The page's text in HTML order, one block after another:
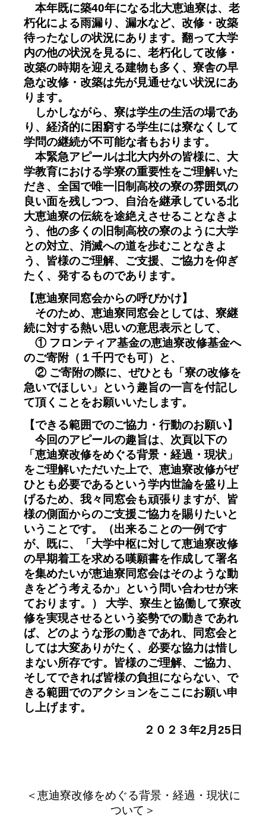
本年既に築40年になる北大恵迪寮は、老
朽化による雨漏り、漏水など、改修・改築
待ったなしの状況にあります。 翻って大学
内の他の状況を見るに、老朽化して改修・
改築の時期を迎える建物も多く、寮舎の早
急な改修・改築は先が見通せない状況にあ
ります。
しかしながら、寮は学生の生活の場であ
り、経済的に困窮する学生には寮なくして
学問の継続が不可能な者もおります。
本緊急アピールは北大内外の皆様に、大
学教育における学寮の重要性をご理解いた
だき、全国で唯一旧制高校の寮の雰囲気の
良い面を残しつつ、自治を継承している北
大恵迪寮の伝統を途絶えさせることなきよ
う、他の多くの旧制高校の寮のように大学
との対立、消滅への道を歩むことなきよ
う、皆様のご理解、ご支援、ご協力を仰ぎ
たく、発するものであります。
【恵迪寮同窓会からの呼びかけ】
そのため、恵迪寮同窓会としては、寮継
続に対する熱い思いの意思表示として、
① フロンティア基金の恵迪寮改修基金へ
のご寄附（１千円でも可）と、
② ご寄附の際に、ぜひとも「寮の改修を
急いでほしい」という趣旨の一言を付記し
て頂くことをお願いいたします。
【できる範囲でのご協力・行動のお願い】
今回のアピールの趣旨は、次頁以下の
「恵迪寮改修をめぐる背景・経過・現状」
をご理解いただいた上で、恵迪寮改修がぜ
ひとも必要であるという学内世論を盛り上
げるため、我々同窓会も頑張りますが、皆
様の側面からのご支援ご協力を賜りたいと
いうことです。（出来ることの一例です
が、既に、「大学中枢に対して恵迪寮改修
の早期着工を求める嘆願書を作成して署名
を集めたいが恵迪寮同窓会はそのような動
きをどう考えるか」という問い合わせが来
ております。） 大学、寮生と協働して寮改
修を実現させるという姿勢での動きであれ
ば、どのような形の動きであれ、同窓会と
しては大変ありがたく、必要な協力は惜し
まない所存です。皆様のご理解、ご協力、
そしてできれば皆様の負担にならない、で
きる範囲でのアクションをここにお願い申
し上げます。
２０２３年2月25日
＜恵迪寮改修をめぐる背景・経過・現状に
ついて＞